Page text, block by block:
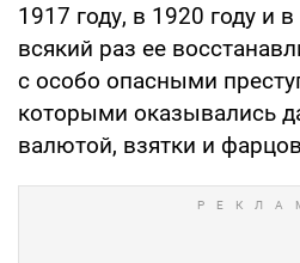
1917 году, в 1920 году и
всякий раз ее
с особо опасными
которыми оказывались
валютой, взятки и